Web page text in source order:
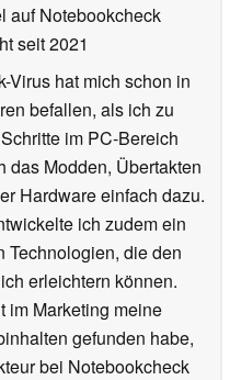
auf Notebookcheck
seit 2021
Virus hat mich schon in
befallen, als ich zu
im PC-Bereich
das Modden, Übertakten
Hardware einfach dazu.
ich zudem ein
Technologien, die den
erleichtern können.
im Marketing meine
gefunden habe,
bei Notebookcheck